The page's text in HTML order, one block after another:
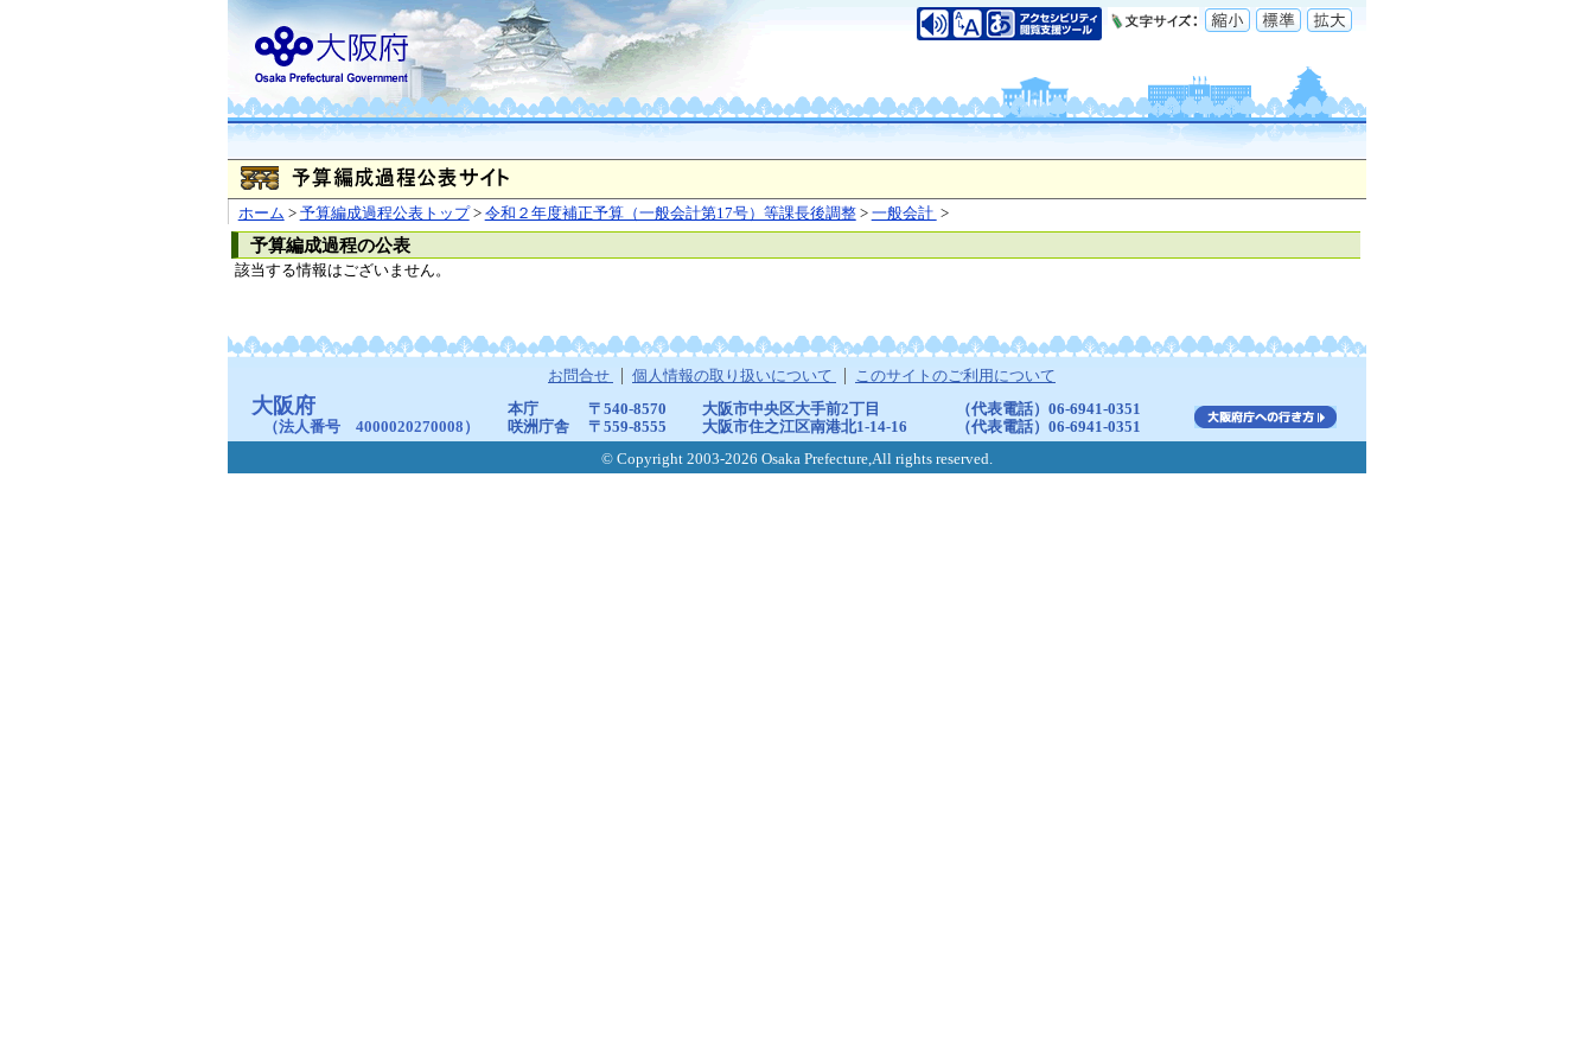
ホーム > 予算編成過程公表トップ> 令和２年度補正予算（一般会計第17号）等課長後調整> 一般会計 >
予算編成過程の公表
該当する情報はございません。
お問合せ 個人情報の取り扱いについて このサイトのご利用について
大阪府
（法人番号 4000020270008）
本庁 〒540-8570 大阪市中央区大手前2丁目
（代表電話）06-6941-0351
咲洲庁舎
〒559-8555 大阪市住之江区南港北1-14-16
（代表電話）06-6941-0351
© Copyright 2003-2026 Osaka Prefecture,All rights reserved.